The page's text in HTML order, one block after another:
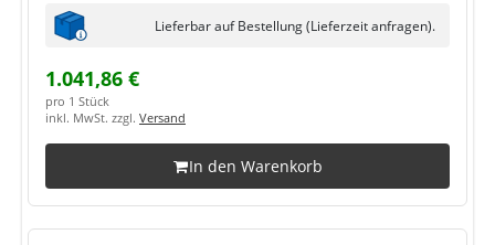
Lieferbar auf Bestellung (Lieferzeit anfragen).
1.041,86 €
pro 1 Stück
inkl. MwSt. zzgl. Versand
In den Warenkorb